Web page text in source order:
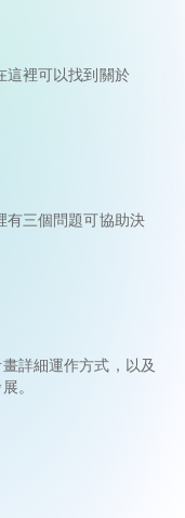
這裡可以找到關於
有三個問題可協助決
詳細運作方式，以及
。